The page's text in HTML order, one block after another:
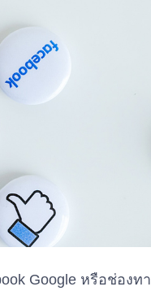
Google หรือช่อง